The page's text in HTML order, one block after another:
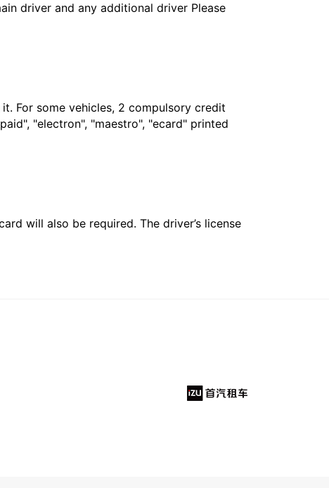
driver and any additional driver Please
For some vehicles, 2 compulsory credit
"electron", "maestro", "ecard" printed
will also be required. The driver’s license